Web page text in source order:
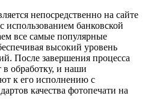
непосредственно на сайте
использованием банковской
все самые популярные
высокий уровень
После завершения процесса
в обработку, и наши
к его исполнению с
качества фотопечати на